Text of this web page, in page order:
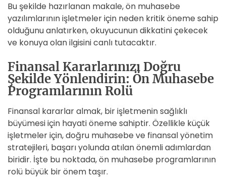
Bu şekilde hazırlanan makale, ön muhasebe
yazılımlarının işletmeler için neden kritik öneme sahip
olduğunu anlatırken, okuyucunun dikkatini çekecek
ve konuya olan ilgisini canlı tutacaktır.
Finansal Kararlarınızı Doğru
Şekilde Yönlendirin: Ön Muhasebe
Programlarının Rolü
Finansal kararlar almak, bir işletmenin sağlıklı
büyümesi için hayati öneme sahiptir. Özellikle küçük
işletmeler için, doğru muhasebe ve finansal yönetim
stratejileri, başarı yolunda atılan önemli adımlardan
biridir. İşte bu noktada, ön muhasebe programlarının
rolü büyük bir önem taşır.